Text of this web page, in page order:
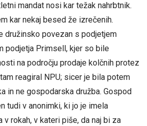
mandat nosi kar težak nahrbtnik.
kar nekaj besed že izrečenih.
družinsko povezan s podjetjem
podjetja Primsell, kjer so bile
na področju prodaje kolčnih protez
reagiral NPU; sicer je bila potem
in ne gospodarska družba. Gospod
tudi v anonimki, ki jo je imela
rokah, v kateri piše, da naj bi za